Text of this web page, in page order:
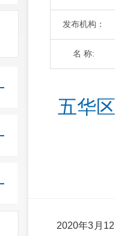
发布机构：
名 称:
五华
2020年3月